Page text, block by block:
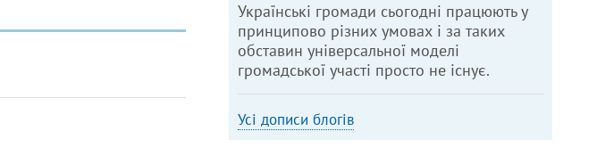
Українські громади сьогодні працюють у
принципово різних умовах і за таких
обставин універсальної моделі
громадської участі просто не існує.
Усі дописи блогів